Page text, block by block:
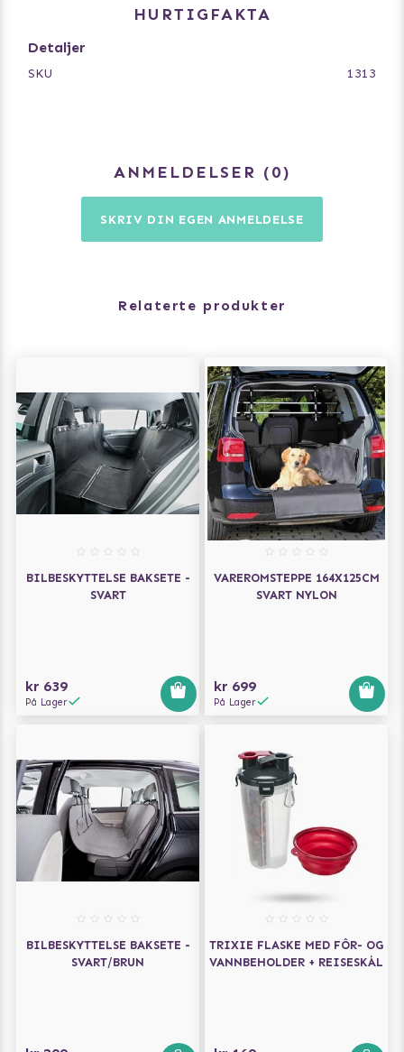
• Kan vaskes på 30 grader.HURTIGFAKTA
Detaljer
SKU 1313
ANMELDELSER 0
SKRIV DIN EGEN ANMELDELSE
Relaterte produkter
BILBESKYTTELSE BAKSETE -
SVART
kr 639
På Lager
VAREROMSTEPPE 164X125CM
SVART NYLON
kr 699
På Lager
BILBESKYTTELSE BAKSETE -
SVART/BRUN
TRIXIE FLASKE MED FÔR- OG
VANNBEHOLDER + REISESKÅL